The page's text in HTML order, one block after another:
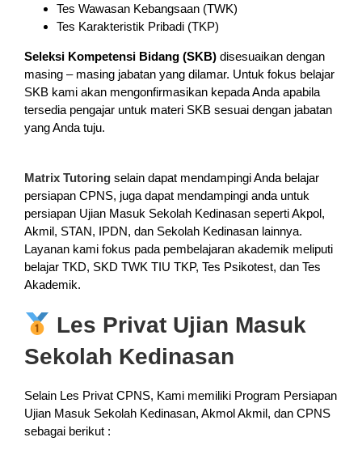
Tes Wawasan Kebangsaan (TWK)
Tes Karakteristik Pribadi (TKP)
Seleksi Kompetensi Bidang (SKB)disesuaikan dengan
masing – masing jabatan yang dilamar. Untuk fokus belajar
SKB kami akan mengonfirmasikan kepada Anda apabila
tersedia pengajar untuk materi SKB sesuai dengan jabatan
yang Anda tuju.
Matrix Tutoringselain dapat mendampingi Anda belajar
persiapan CPNS, juga dapat mendampingi anda untuk
persiapan Ujian Masuk Sekolah Kedinasan seperti Akpol,
Akmil, STAN, IPDN, dan Sekolah Kedinasan lainnya.
Layanan kami fokus pada pembelajaran akademik meliputi
belajar TKD, SKD TWK TIU TKP, Tes Psikotest, dan Tes
Akademik.
Les Privat Ujian Masuk
Sekolah Kedinasan
Selain Les Privat CPNS, Kami memiliki Program Persiapan
Ujian Masuk Sekolah Kedinasan, Akmol Akmil, dan CPNS
sebagai berikut :